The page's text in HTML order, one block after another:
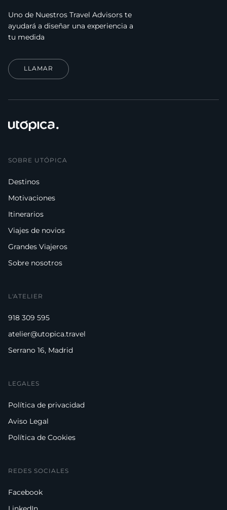
Uno de Nuestros Travel Advisors te
ayudará a diseñar una experiencia a
tu medida
LLAMAR
SOBRE UTÓPICA
Destinos
Motivaciones
Itinerarios
Viajes de novios
Grandes Viajeros
Sobre nosotros
L'ATELIER
918 309 595
atelier@utopica.travel
Serrano 16, Madrid
LEGALES
Política de privacidad
Aviso Legal
Política de Cookies
REDES SOCIALES
Facebook